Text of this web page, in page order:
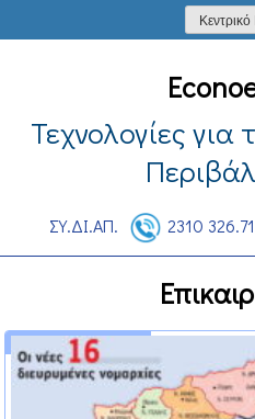
to
Τεχνολογίες
ΣΥ.ΔΙ.ΑΠ. 2310
27 Φεβρουαρίου 2013